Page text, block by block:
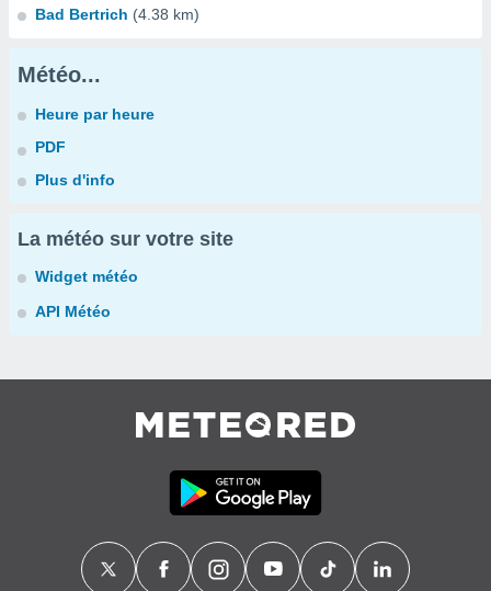
Bad Bertrich (4.38 km)
Météo...
Heure par heure
PDF
Plus d'info
La météo sur votre site
Widget météo
API Météo